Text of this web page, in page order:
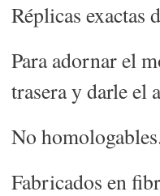
Réplicas exactas
Para adornar el
trasera y darle el
No
Fabricados en